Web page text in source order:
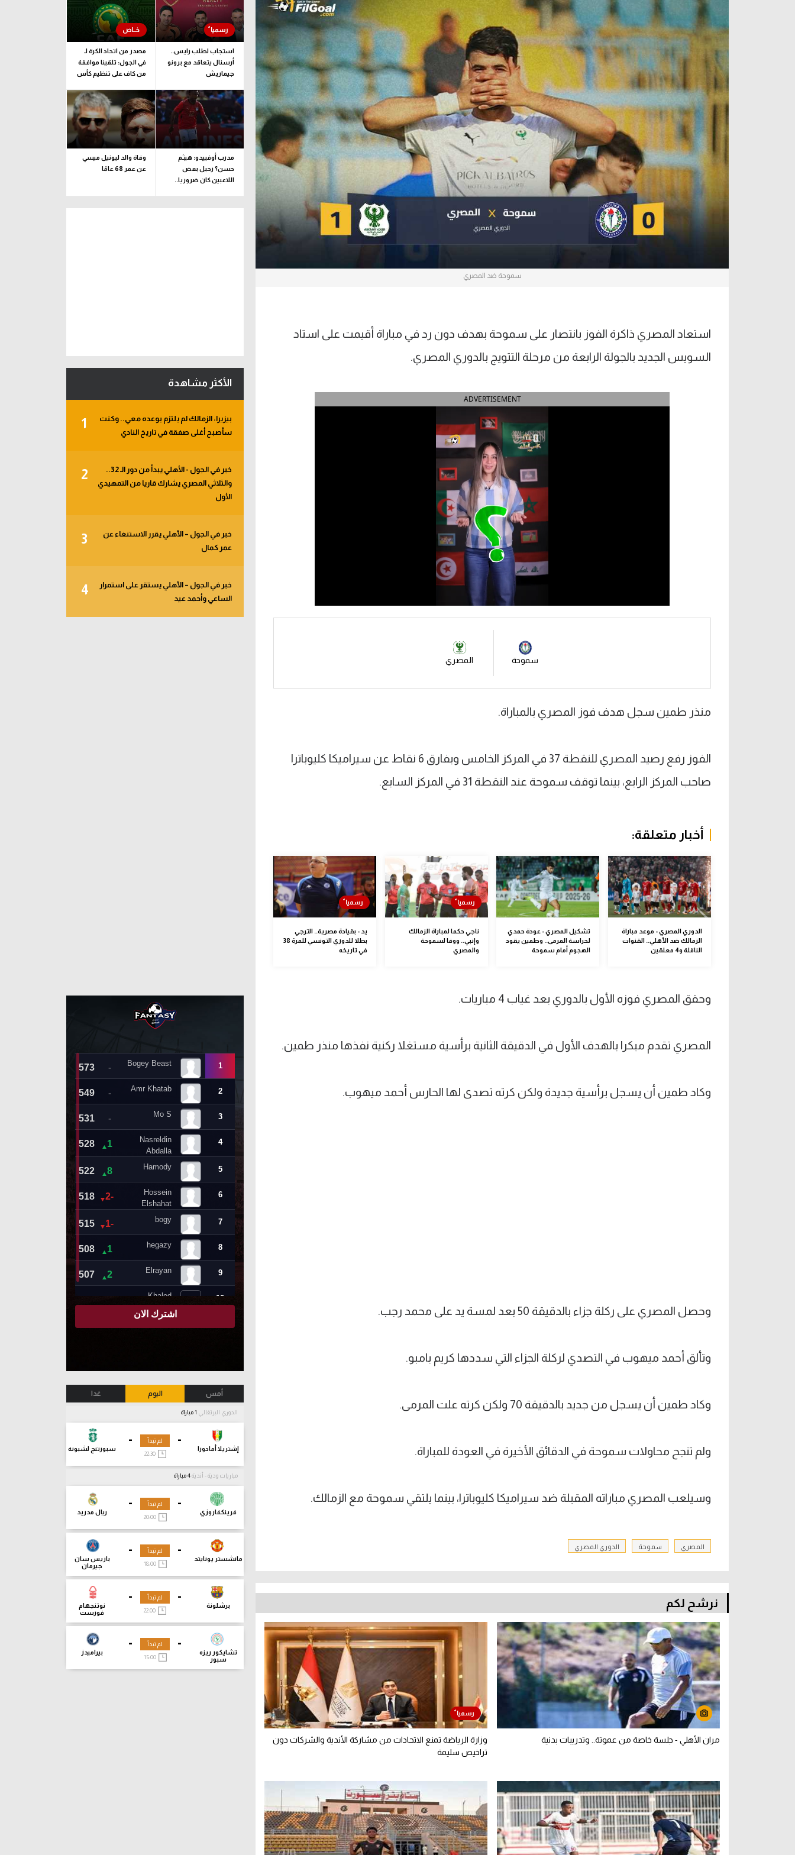
آراء حرة
ركن الألعاب
الدوري السعودي للمحترفين
دوري أبطال أوروبا
دوري أبطال إفريقيا
كل البطولات
دوري أبطال أوروبا
القسم الثاني
رياضات أخرى
آسيا
أمريكا
ركن الألعاب
سموحة ضد المصري
استعاد المصري ذاكرة الفوز بانتصار على سموحة بهدف دون رد في مباراة أقيمت على استاد
السويس الجديد بالجولة الرابعة من مرحلة التتويج بالدوري المصري.
ADVERTISEMENT
سموحة المصري
منذر طمين سجل هدف فوز المصري بالمباراة.
الفوز رفع رصيد المصري للنقطة 37 في المركز الخامس وبفارق 6 نقاط عن سيراميكا كليوباترا
صاحب المركز الرابع، بينما توقف سموحة عند النقطة 31 في المركز السابع.
أخبار متعلقة:
الدوري المصري - موعد مباراة
الزمالك ضد الأهلي.. القنوات
الناقلة و4 معلقين
تشكيل المصري - عودة حمدي
لحراسة المرمى.. وطمين يقود
الهجوم أمام سموحة
ناجي حكما لمباراة الزمالك
وإنبي.. ووفا لسموحة
والمصري
يد - بقيادة مصرية.. الترجي
بطلا للدوري التونسي للمرة 38
في تاريخه
وحقق المصري فوزه الأول بالدوري بعد غياب 4 مباريات.
المصري تقدم مبكرا بالهدف الأول في الدقيقة الثانية برأسية مستغلا ركنية نفذها منذر طمين.
وكاد طمين أن يسجل برأسية جديدة ولكن كرته تصدى لها الحارس أحمد ميهوب.
وحصل المصري على ركلة جزاء بالدقيقة 50 بعد لمسة يد على محمد رجب.
وتألق أحمد ميهوب في التصدي لركلة الجزاء التي سددها كريم بامبو.
وكاد طمين أن يسجل من جديد بالدقيقة 70 ولكن كرته علت المرمى.
ولم تنجح محاولات سموحة في الدقائق الأخيرة في العودة للمباراة.
وسيلعب المصري مباراته المقبلة ضد سيراميكا كليوباترا، بينما يلتقي سموحة مع الزمالك.
المصري سموحة الدوري المصري
نرشح لكم
مران الأهلي - جلسة خاصة من عموتة.. وتدريبات بدنية
وزارة الرياضة تمنع الاتحادات من مشاركة الأندية والشركات دون
تراخيص سليمة
استجاب لطلب رايس..
أرسنال يتعاقد مع برونو
جيماريش
مصدر من اتحاد الكرة لـ
في الجول: تلقينا موافقة
من كاف على تنظيم كأس
مدرب أوفييدو: هيثم
حسن؟ رحيل بعض
اللاعبين كان ضروريا..
وفاة والد ليونيل ميسي
عن عمر 68 عامًا
الأكثر مشاهدة
1
بيزيرا: الزمالك لم يلتزم بوعده معي.. وكنت
سأصبح أغلى صفقة في تاريخ النادي
2
خبر في الجول - الأهلي يبدأ من دور الـ 32..
والثلاثي المصري يشارك قاريا من التمهيدي
الأول
3
خبر في الجول – الأهلي يقرر الاستنغاء عن
عمر كمال
4
خبر في الجول – الأهلي يستقر على استمرار
الساعي وأحمد عيد
أمس اليوم غدا
الدوري البرتغالي
-
إشتريلا أمادورا
-
سبورتنج لشبونة
لم تبدأ
22:30
مباريات ودية - أندية
-
فرينكفاروزي
-
ريال مدريد
لم تبدأ
20:00
-
مانشستر يونايتد
-
باريس سان
جيرمان
لم تبدأ
18:00
-
برشلونة
-
نوتنجهام
فورست
لم تبدأ
-
تشايكور ريزه
سبور
-
بيراميدز
لم تبدأ
15:00